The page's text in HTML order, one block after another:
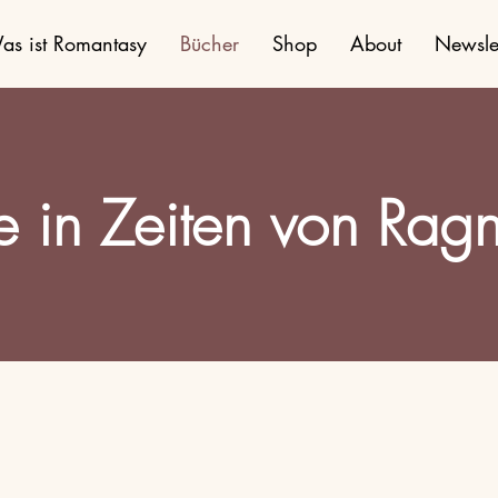
ist Romantasy Bücher Shop About
in Zeiten von